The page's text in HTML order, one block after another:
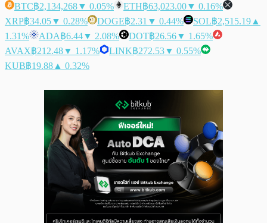
BTC฿2,134,268▼ 0.05% ETH฿63,023.00▼ 0.16%
XRP฿34.05▼ 0.28% DOGE฿2.31 ▼ 0.44% SOL฿2,515.19 ▲
1.31%
ADA฿6.44▼ 2.08% DOT฿26.56▼ 1.65%
AVAX฿212.48▼ 1.17% LINK฿272.53▼ 0.55%
KUB฿19.88 ▲ 0.32%